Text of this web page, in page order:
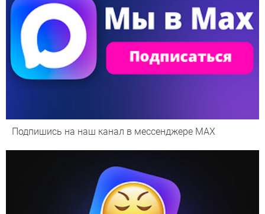
Подпишись на наш канал в мессенджере МАХ